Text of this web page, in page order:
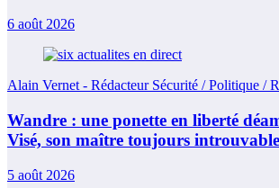
6 août 2026
Alain Vernet - Rédacteur Sécurité / Politique /
Wandre : une ponette en liberté
Visé, son maître toujours introuvable
5 août 2026